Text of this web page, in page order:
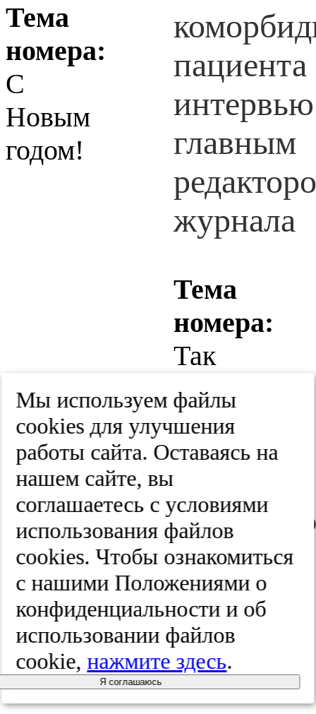
Тема
номера:
С
Новым
годом!
Тема
номера:
Так
сложилось.
Новый
взгляд
на
пациента
+
интервью
с
главным
Мы используем файлы
cооkies для улучшения
работы сайта. Оставаясь на
нашем сайте, вы
соглашаетесь с условиями
использования файлов
cооkies. Чтобы ознакомиться
с нашими Положениями о
конфиденциальности и об
использовании файлов
cookie,нажмите здесь.
Я соглашаюсь